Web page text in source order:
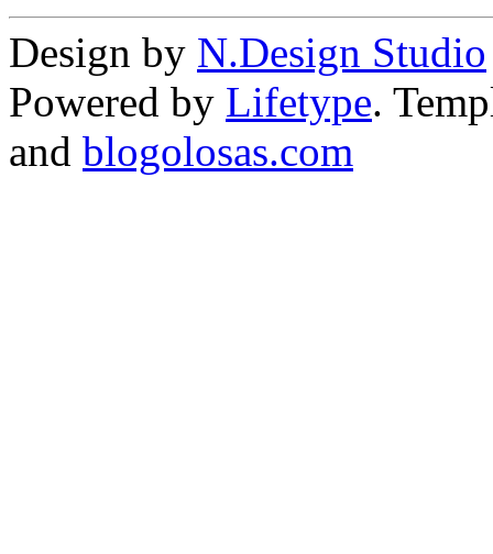
Design by N.Design Studio
Powered by Lifetype.
and blogolosas.com